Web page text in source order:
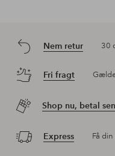
Nem retur 30
Fri fragt
Shop nu, betal
Express Få